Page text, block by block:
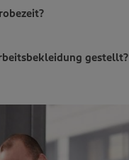
gestellt?